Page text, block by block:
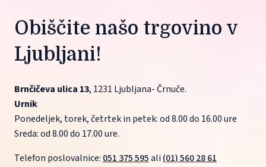
Obiščite našo trgovino v
Ljubljani!
Brnčičeva ulica 13, 1231 Ljubljana- Črnuče.
Urnik
Ponedeljek, torek, četrtek in petek: od 8.00 do 16.00 ure
Sreda: od 8.00 do 17.00 ure.
Telefon poslovalnice: 051 375 595 ali (01) 560 28 61